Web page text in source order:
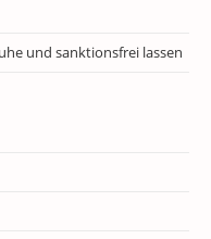
und sanktionsfrei lassen